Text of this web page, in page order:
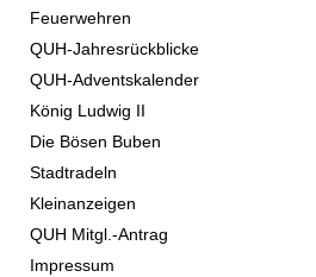
Feuerwehren
QUH-Jahresrückblicke
QUH-Adventskalender
König Ludwig II
Die Bösen Buben
Stadtradeln
Kleinanzeigen
QUH Mitgl.-Antrag
Impressum